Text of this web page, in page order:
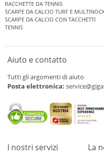
RACCHETTE DA TENNIS
SCARPE DA CALCIO TURF E
SCARPE DA CALCIO CON TACCHETTI
TENNIS
Aiuto e contatto
Tutti gli argomenti di aiuto
Posta elettronica:
I nostri servizi La